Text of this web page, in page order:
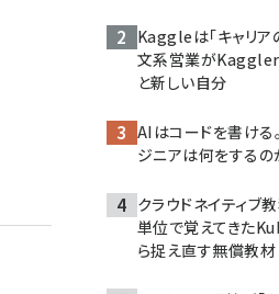
Kaggleは「キャリア
文系営業がKaggler
と新しい自分
AIはコードを書ける
ジニアは何をするの
クラウドネイティブ
単位で覚えてきた
ら捉え直す無償教材